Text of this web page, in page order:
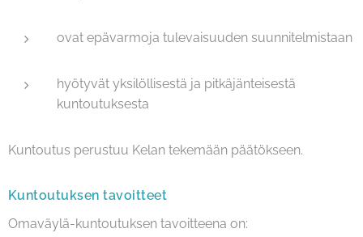
ovat epävarmoja tulevaisuuden suunnitelmistaan
hyötyvät yksilöllisestä ja pitkäjänteisestä
kuntoutuksesta
Kuntoutus perustuu Kelan tekemään päätökseen.
Kuntoutuksen tavoitteet
Omaväylä-kuntoutuksen tavoitteena on: